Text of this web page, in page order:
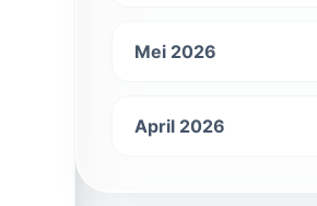
Mei 2026
April 2026